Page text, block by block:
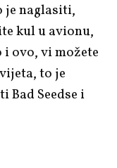
je naglasiti,
kul u avionu,
ovo, vi možete
to je
Bad Seedse i